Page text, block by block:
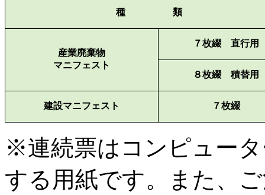
種 類
産業廃棄物
マニフェスト
７枚綴 直行用
８枚綴 積替用
建設マニフェスト ７枚綴
※連続票はコンピュー
する用紙です。また、